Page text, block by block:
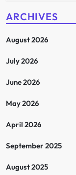
s
p
a
g
i
n
a
t
ARCHIVES
August 2026
July 2026
June 2026
May 2026
April 2026
September 2025
August 2025